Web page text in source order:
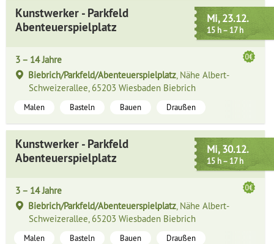
Mi, 23.12.
15 h – 17 h
Kunstwerker - Parkfeld
Abenteuerspielplatz
3 – 14 Jahre
Biebrich/Parkfeld/Abenteuerspielplatz, Nähe Albert-
Schweizerallee, 65203 Wiesbaden Biebrich
Malen Basteln Bauen Draußen
Mi, 30.12.
15 h – 17 h
Kunstwerker - Parkfeld
Abenteuerspielplatz
3 – 14 Jahre
Biebrich/Parkfeld/Abenteuerspielplatz, Nähe Albert-
Schweizerallee, 65203 Wiesbaden Biebrich
Malen Basteln Bauen Draußen